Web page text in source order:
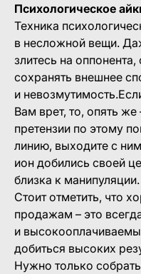
Психологическое
Техника
в несложной вещи.
злитесь на
сохранять внешнее
и
Вам врет, то, опять
претензии по этому
линию, выходите с
ион добились своей
близка к манипуляции.
Стоит отметить, что
продажам – это
и
добиться высоких
Нужно только